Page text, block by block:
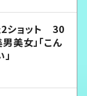
ショット 30
美女」「こん